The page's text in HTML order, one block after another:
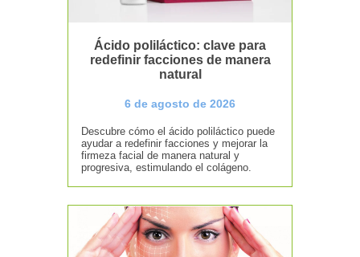
Ácido poliláctico: clave para
redefinir facciones de manera
natural
6 de agosto de 2026
Descubre cómo el ácido poliláctico puede
ayudar a redefinir facciones y mejorar la
firmeza facial de manera natural y
progresiva, estimulando el colágeno.